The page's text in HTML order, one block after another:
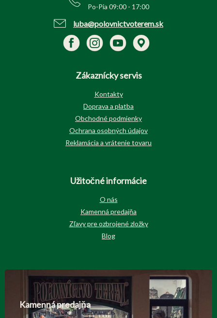
Po-Pia 09:00 - 17:00
luba@polovnictvoterem.sk
Zákaznícky servis
Kontakty
Doprava a platba
Obchodné podmienky
Ochrana osobných údajov
Reklamácia a vrátenie tovaru
Užitočné informácie
O nás
Kamenná predajňa
Zľavy pre ozbrojené zložky
Blog
Kamenná predajňa